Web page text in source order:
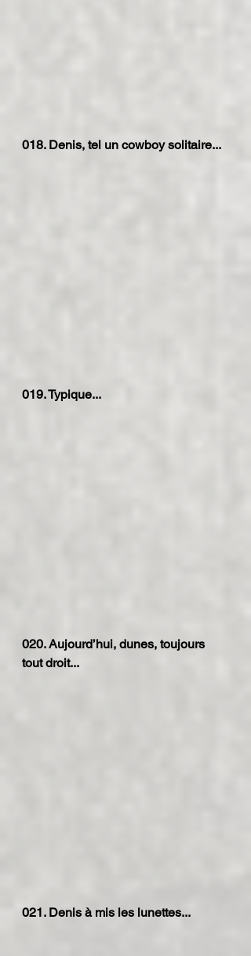
018. Denis, tel un cowboy solitaire...
019. Typique...
020. Aujourd’hui, dunes, toujours
tout droit...
021. Denis à mis les lunettes...